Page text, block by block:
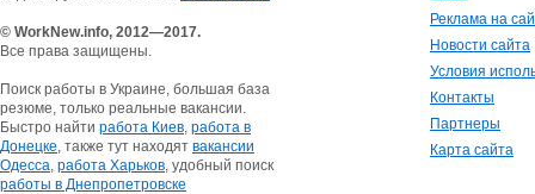
© WorkNew.info, 2012—2017.
Все права защищены.
Поиск работы в Украине, большая база
резюме, только реальные вакансии.
Быстро найти работа Киев, работа в
Донецке, также тут находят вакансии
Одесса, работа Харьков, удобный поиск
работы в Днепропетровске
Реклама на
Новости сайта
Условия
Контакты
Партнеры
Карта сайта